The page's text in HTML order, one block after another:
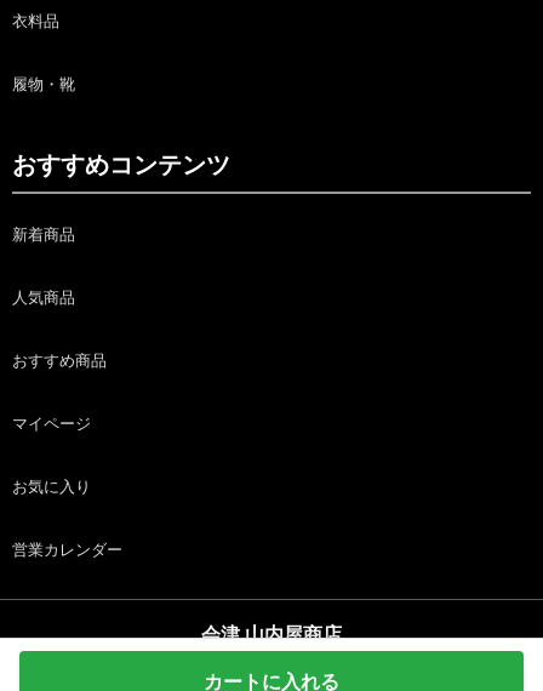
カートに入れる
衣料品
履物・靴
おすすめコンテンツ
新着商品
人気商品
おすすめ商品
マイページ
お気に入り
営業カレンダー
会津 山内屋商店
copyright (c) 会津 山内屋商店 all rights reserved.